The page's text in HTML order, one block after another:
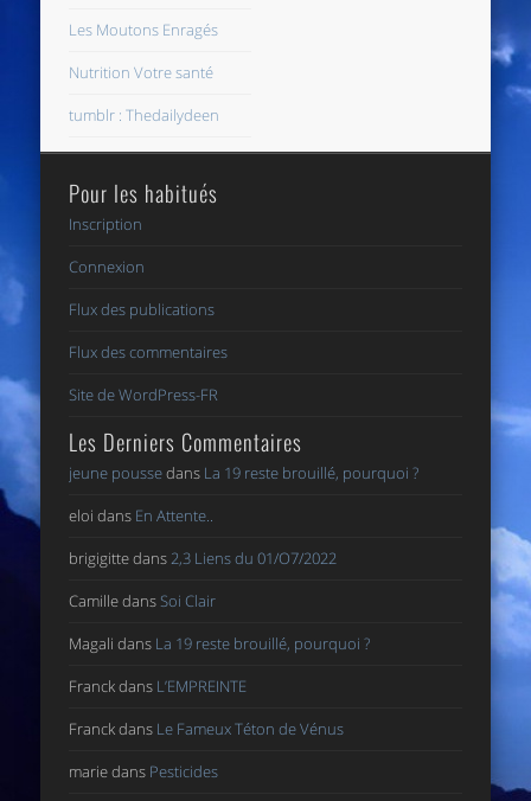
Les Moutons Enragés
Nutrition Votre santé
tumblr : Thedailydeen
Pour les habitués
Inscription
Connexion
Flux des publications
Flux des commentaires
Site de WordPress-FR
Les Derniers Commentaires
jeune poussedans La 19 reste brouillé, pourquoi ?
eloi dans En Attente..
brigigittedans2,3 Liens du 01/O7/2022
CamilledansSoi Clair
Magali dans La 19 reste brouillé, pourquoi ?
Franckdans L’EMPREINTE
Franckdans Le Fameux Téton de Vénus
mariedans Pesticides